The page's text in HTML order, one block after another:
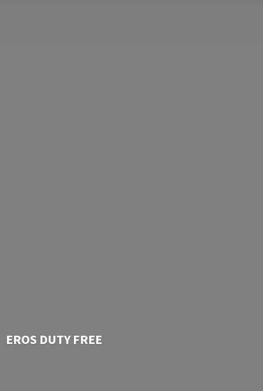
EROS DUTY FREE